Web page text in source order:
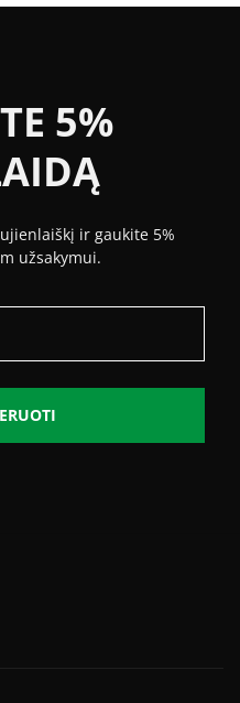
5%
ir gaukite 5%
užsakymui.